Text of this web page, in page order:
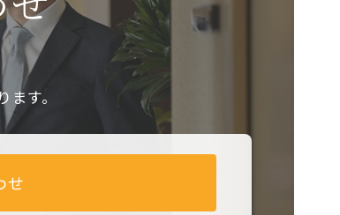
す。
せ